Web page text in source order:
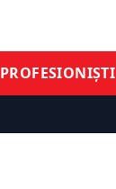
PROFESIONIȘTI